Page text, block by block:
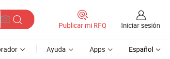
Publicar mi RFQ Iniciar sesión
Ayuda Apps Español